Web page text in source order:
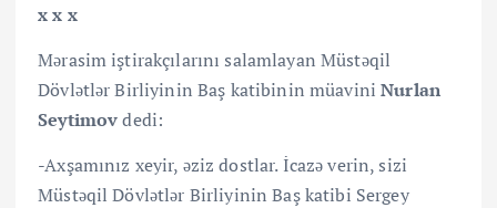
x x x
Mərasim iştirakçılarını salamlayan Müstəqil
Dövlətlər Birliyinin Baş katibinin müaviniNurlan
Seytimovdedi:
-Axşamınız xeyir, əziz dostlar. İcazə verin, sizi
Müstəqil Dövlətlər Birliyinin Baş katibi Sergey